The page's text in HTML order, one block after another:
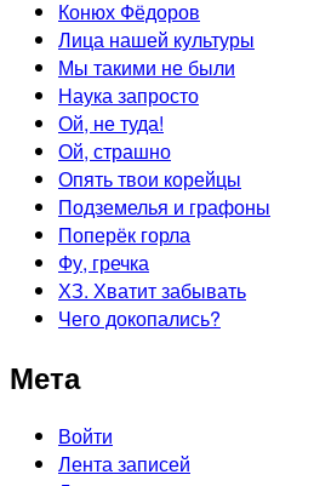
Конюх Фёдоров
Лица нашей культуры
Мы такими не были
Наука запросто
Ой, не туда!
Ой, страшно
Опять твои корейцы
Подземелья и графоны
Поперёк горла
Фу, гречка
ХЗ. Хватит забывать
Чего докопались?
Мета
Войти
Лента записей